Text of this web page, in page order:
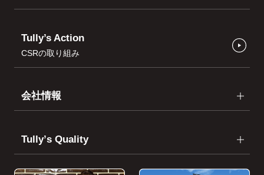
Tully’s Action
CSRの取り組み
会社情報
Tullyʼs Quality